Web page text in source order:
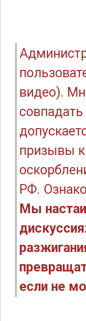
видео).
призывы
РФ.
Мы
если не